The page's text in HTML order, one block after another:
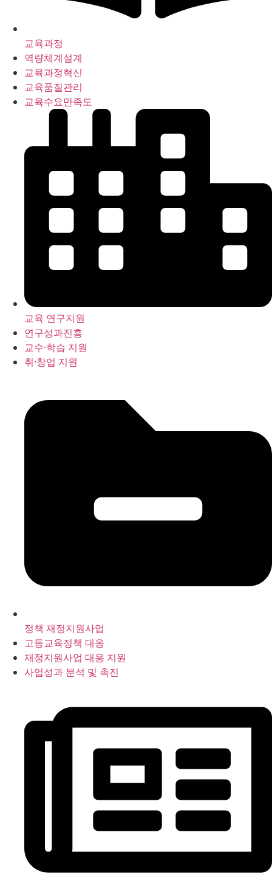
교육과정
역량체계설계
교육과정혁신
교육품질관리
교육수요만족도
교육 연구지원
연구성과진흥
교수·학습 지원
취·창업 지원
정책 재정지원사업
고등교육정책 대응
재정지원사업 대응 지원
사업성과 분석 및 촉진